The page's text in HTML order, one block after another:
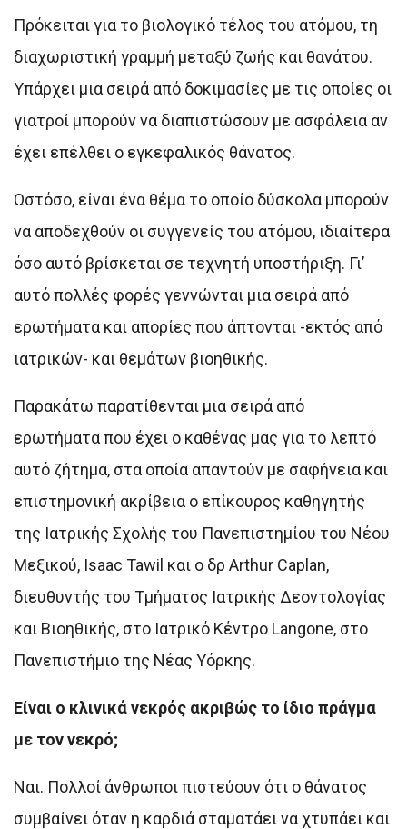
Πρόκειται για το βιολογικό τέλος του ατόμου, τη
διαχωριστική γραμμή μεταξύ ζωής και θανάτου.
Υπάρχει μια σειρά από δοκιμασίες με τις οποίες οι
γιατροί μπορούν να διαπιστώσουν με ασφάλεια αν
έχει επέλθει ο εγκεφαλικός θάνατος.
Ωστόσο, είναι ένα θέμα το οποίο δύσκολα μπορούν
να αποδεχθούν οι συγγενείς του ατόμου, ιδιαίτερα
όσο αυτό βρίσκεται σε τεχνητή υποστήριξη. Γι’
αυτό πολλές φορές γεννώνται μια σειρά από
ερωτήματα και απορίες που άπτονται -εκτός από
ιατρικών- και θεμάτων βιοηθικής.
Παρακάτω παρατίθενται μια σειρά από
ερωτήματα που έχει ο καθένας μας για το λεπτό
αυτό ζήτημα, στα οποία απαντούν με σαφήνεια και
επιστημονική ακρίβεια ο επίκουρος καθηγητής
της Ιατρικής Σχολής του Πανεπιστημίου του Νέου
Μεξικού, Isaac Tawil και ο δρ Arthur Caplan,
διευθυντής του Τμήματος Ιατρικής Δεοντολογίας
και Βιοηθικής, στο Ιατρικό Κέντρο Langone, στο
Πανεπιστήμιο της Νέας Υόρκης.
Είναι ο κλινικά νεκρός ακριβώς το ίδιο πράγμα
με τον νεκρό;
Ναι. Πολλοί άνθρωποι πιστεύουν ότι ο θάνατος
συμβαίνει όταν η καρδιά σταματάει να χτυπάει και